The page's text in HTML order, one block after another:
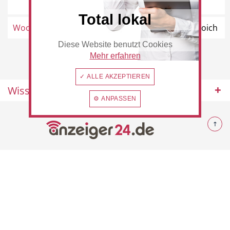
Beauty & Wellness Auto
Handwerk Sport & Freizeit
Rommerskirchen
Woolworth Ostwall 31, 41515 Grevenbroich
Wissenswertes
© 2026 Rommerskirchen
Total lokal
Diese Website benutzt Cookies
Mehr erfahren
✓ ALLE AKZEPTIEREN
⚙ ANPASSEN